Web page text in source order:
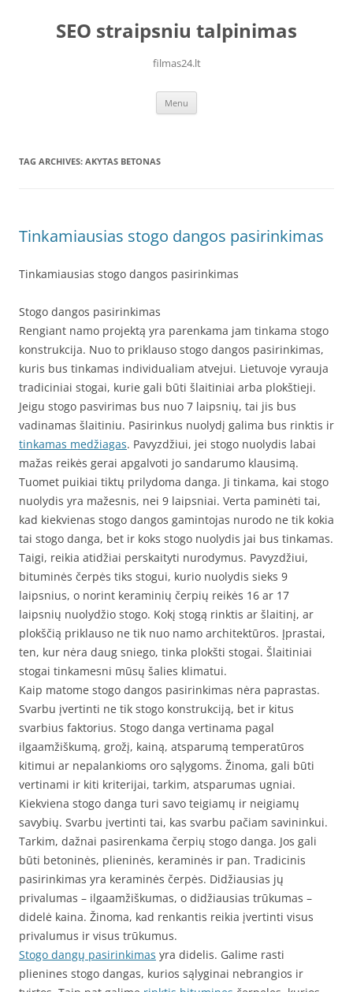
contentSEO straipsniu talpinimas
filmas24.lt
Menu
TAG ARCHIVES: AKYTAS BETONAS
Tinkamiausias stogo dangos pasirinkimas
Tinkamiausias stogo dangos pasirinkimas
Stogo dangos pasirinkimas
Rengiant namo projektą yra parenkama jam tinkama stogo
konstrukcija. Nuo to priklauso stogo dangos pasirinkimas,
kuris bus tinkamas individualiam atvejui. Lietuvoje vyrauja
tradiciniai stogai, kurie gali būti šlaitiniai arba plokštieji.
Jeigu stogo pasvirimas bus nuo 7 laipsnių, tai jis bus
vadinamas šlaitiniu. Pasirinkus nuolydį galima bus rinktis ir
tinkamas medžiagas. Pavyzdžiui, jei stogo nuolydis labai
mažas reikės gerai apgalvoti jo sandarumo klausimą.
Tuomet puikiai tiktų prilydoma danga. Ji tinkama, kai stogo
nuolydis yra mažesnis, nei 9 laipsniai. Verta paminėti tai,
kad kiekvienas stogo dangos gamintojas nurodo ne tik kokia
tai stogo danga, bet ir koks stogo nuolydis jai bus tinkamas.
Taigi, reikia atidžiai perskaityti nurodymus. Pavyzdžiui,
bituminės čerpės tiks stogui, kurio nuolydis sieks 9
laipsnius, o norint keraminių čerpių reikės 16 ar 17
laipsnių nuolydžio stogo. Kokį stogą rinktis ar šlaitinį, ar
plokščią priklauso ne tik nuo namo architektūros. Įprastai,
ten, kur nėra daug sniego, tinka plokšti stogai. Šlaitiniai
stogai tinkamesni mūsų šalies klimatui.
Kaip matome stogo dangos pasirinkimas nėra paprastas.
Svarbu įvertinti ne tik stogo konstrukciją, bet ir kitus
svarbius faktorius. Stogo danga vertinama pagal
ilgaamžiškumą, grožį, kainą, atsparumą temperatūros
kitimui ar nepalankioms oro sąlygoms. Žinoma, gali būti
vertinami ir kiti kriterijai, tarkim, atsparumas ugniai.
Kiekviena stogo danga turi savo teigiamų ir neigiamų
savybių. Svarbu įvertinti tai, kas svarbu pačiam savininkui.
Tarkim, dažnai pasirenkama čerpių stogo danga. Jos gali
būti betoninės, plieninės, keraminės ir pan. Tradicinis
pasirinkimas yra keraminės čerpės. Didžiausias jų
privalumas – ilgaamžiškumas, o didžiausias trūkumas –
didelė kaina. Žinoma, kad renkantis reikia įvertinti visus
privalumus ir visus trūkumus.
Stogo dangų pasirinkimas yra didelis. Galime rasti
plienines stogo dangas, kurios sąlyginai nebrangios ir